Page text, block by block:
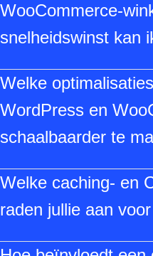
WooCommerce-
snelheidswinst kan
voldoende PHP-
geoptimaliseerde
doorgaans duidelijke
en A/B-tests (zoals
significante laadtijd-
Welke
WordPress en
schaalbaarder te
thema‑/pluginassets,
zoeken, background
Welke caching- en
raden jullie aan